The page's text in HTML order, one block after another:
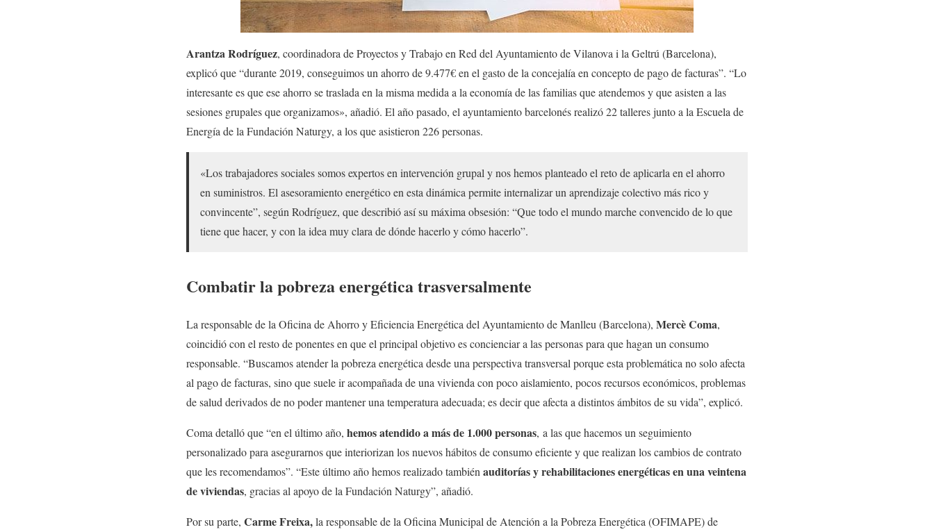
Arantza Rodríguez, coordinadora de Proyectos y Trabajo en Red del Ayuntamiento de Vilanova i la Geltrú (Barcelona),
explicó que “durante 2019, conseguimos un ahorro de 9.477€ en el gasto de la concejalía en concepto de pago de facturas”. “Lo
interesante es que ese ahorro se traslada en la misma medida a la economía de las familias que atendemos y que asisten a las
sesiones grupales que organizamos», añadió. El año pasado, el ayuntamiento barcelonés realizó 22 talleres junto a la Escuela de
Energía de la Fundación Naturgy, a los que asistieron 226 personas.
«Los trabajadores sociales somos expertos en intervención grupal y nos hemos planteado el reto de aplicarla en el ahorro
en suministros. El asesoramiento energético en esta dinámica permite internalizar un aprendizaje colectivo más rico y
convincente”, según Rodríguez, que describió así su máxima obsesión: “Que todo el mundo marche convencido de lo que
tiene que hacer, y con la idea muy clara de dónde hacerlo y cómo hacerlo”.
Combatir la pobreza energética trasversalmente
La responsable de la Oficina de Ahorro y Eficiencia Energética del Ayuntamiento de Manlleu (Barcelona), Mercè Coma,
coincidió con el resto de ponentes en que el principal objetivo es concienciar a las personas para que hagan un consumo
responsable. “Buscamos atender la pobreza energética desde una perspectiva transversal porque esta problemática no solo afecta
al pago de facturas, sino que suele ir acompañada de una vivienda con poco aislamiento, pocos recursos económicos, problemas
de salud derivados de no poder mantener una temperatura adecuada; es decir que afecta a distintos ámbitos de su vida”, explicó.
Coma detalló que “en el último año, hemos atendido a más de 1.000 personas, a las que hacemos un seguimiento
personalizado para asegurarnos que interiorizan los nuevos hábitos de consumo eficiente y que realizan los cambios de contrato
que les recomendamos”. “Este último año hemos realizado también auditorías y rehabilitaciones energéticas en una veintena
de viviendas, gracias al apoyo de la Fundación Naturgy”, añadió.
Por su parte, Carme Freixa,la responsable de la Oficina Municipal de Atención a la Pobreza Energética (OFIMAPE) de